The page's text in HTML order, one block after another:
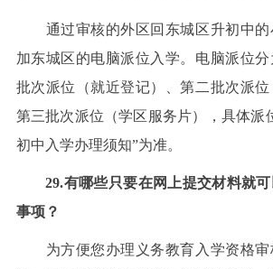
通过审核的外区回东城区升初中的
加东城区的电脑派位入学。电脑派位
批次派位（就近登记）、第二批次派位
第三批次派位（学区服务片），具体派
初中入学办理须知”为准。
29.有哪些只要在网上提交材料就
事项？
为方便您办理义务教育入学资格审